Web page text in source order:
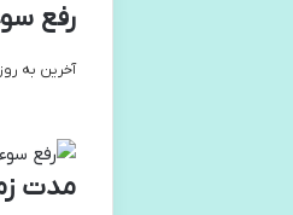
رفع
آخرین به روز
مدت